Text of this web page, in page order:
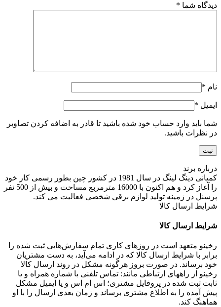
دیدگاه شما *
نام *
ایمیل *
شما باید وارد حساب خود شده باشید تا قادر به اضافه کردن تصاویر
در نظرات باشید.
درباره برند
کمپانی دینگ لینگ در سال 1981 در کشور چین بطور رسمی کار خود
را آغاز کرد و هم اکنون با 16000 مترمربع مساحت و بیش از 500 نفر
پرسنل در زمینه تولید لوازم برقی شخصی فعالیت می کند.
شرایط ارسال کالا
شرایط ارسال کالا
رخینو متعهد است در روزهای کاری تمام سفارش‌هایی ثبت شده را
برابر با شرایط ارسال کالا که در ادامه می‌آید، به دست مشتریان
خود برساند. در صورت بروز هرگونه مشکل در روند ارسال کالا
رخینو از راههای ارتباطی مانند: تماس تلفنی با شماره همراه و یا
ثابت ثبت شده در پروفایل مشتری؛ اس ام اس و یا ایمیل مشکل
پیش آمده را به اطلاع مشتری برساند و زمان بعدی ارسال را با او
هماهنگ کند.